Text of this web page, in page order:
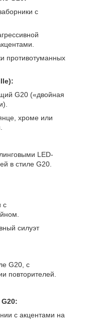
с
противотуманных
G20 («двойная
хроме или
LED-
в стиле G20.
с
силуэт
G20, с
повторителей.
с акцентами на